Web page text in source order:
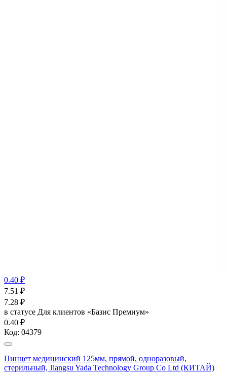
0.40 ₽
7.51 ₽
7.28 ₽
в статусе Для клиентов «Базис Премиум»
0.40 ₽
Код: 04379
Пинцет медицинский 125мм, прямой, одноразовый,
стерильный, Jiangsu Yada Technology Group Co Ltd (КИТАЙ)